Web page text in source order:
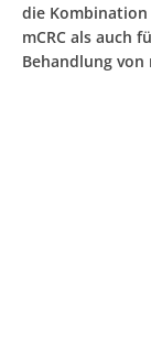
die
mCRC als auch
Behandlung von